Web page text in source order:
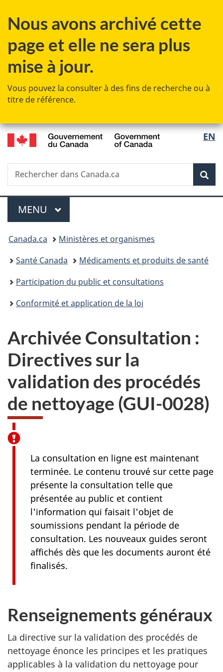
au
principal
à
Au
»
au
de
à
version
Nous avons archivé cette
page et elle ne sera plus
mise à jour.
Vous pouvez la consulter à des fins de recherche ou à
titre de référence.
de
la
EN
Recherche
Rechercher
dans
Menu
MENU PRINCIPAL
Vous
êtes
ici :
Canada.ca
Ministères et organismes
Santé Canada
Médicaments et produits de santé
Participation du public et consultations
Conformité et application de la loi
Archivée Consultation :
Directives sur la
validation des procédés
de nettoyage (GUI-0028)
La consultation en ligne est maintenant
terminée. Le contenu trouvé sur cette page
présente la consultation telle que
présentée au public et contient
l'information qui faisait l'objet de
soumissions pendant la période de
consultation. Les nouveaux guides seront
affichés dès que les documents auront été
finalisés.
Renseignements généraux
La directive sur la validation des procédés de
nettoyage énonce les principes et les pratiques
applicables à la validation du nettoyage pour